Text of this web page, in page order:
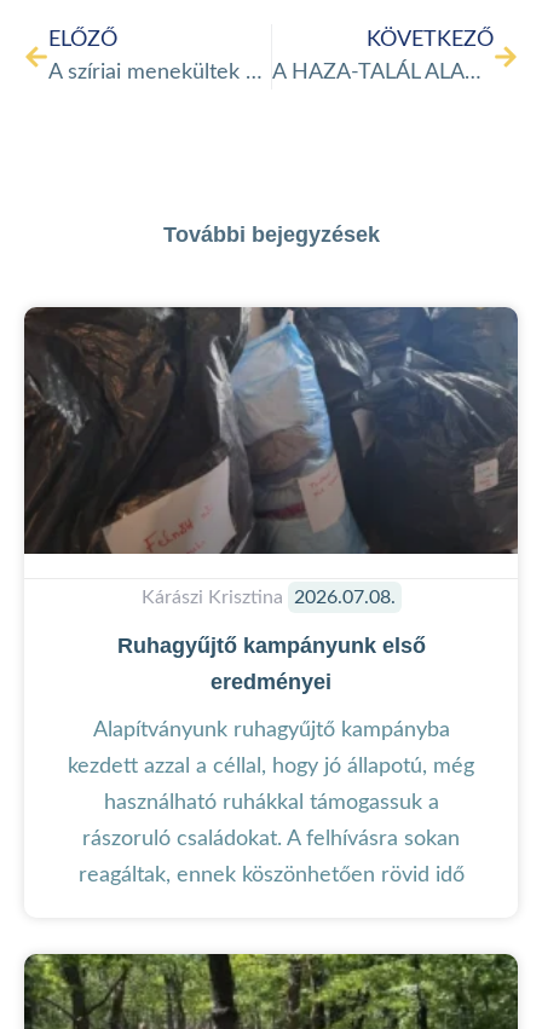
ELŐZŐ
A szíriai menekültek konvojban gyülekeznek a török határon
KÖVETKEZŐ
A HAZA-TALÁL ALAPÍTVÁNY KARÁCSONYI PROJEKTJE
További bejegyzések
Ruhagyűjtő kampányunk első
eredményei
Alapítványunk ruhagyűjtő kampányba
kezdett azzal a céllal, hogy jó állapotú, még
használható ruhákkal támogassuk a
rászoruló családokat. A felhívásra sokan
reagáltak, ennek köszönhetően rövid idő
Kárászi Krisztina 2026.07.08.